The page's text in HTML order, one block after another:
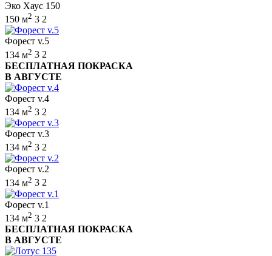
Эко Хаус 150
150 м2 3 2
Форест v.5
134 м2 3 2
БЕСПЛАТНАЯ ПОКРАСКА
В АВГУСТЕ
Форест v.4
134 м2 3 2
Форест v.3
134 м2 3 2
Форест v.2
134 м2 3 2
Форест v.1
134 м2 3 2
БЕСПЛАТНАЯ ПОКРАСКА
В АВГУСТЕ